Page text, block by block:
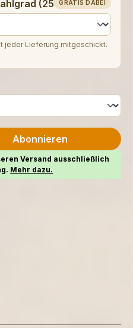
GRATIS DABEI
(250 g)
jeder Lieferung mitgeschickt.
Abonnieren
Versand ausschließlich
Mehr dazu.